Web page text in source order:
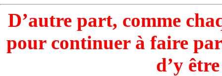
D’autre part, comme
pour continuer à faire
d’y